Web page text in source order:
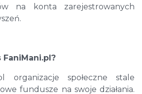
na konta zarejestrowanych
FaniMani.pl?
organizacje społeczne stale
fundusze na swoje działania.